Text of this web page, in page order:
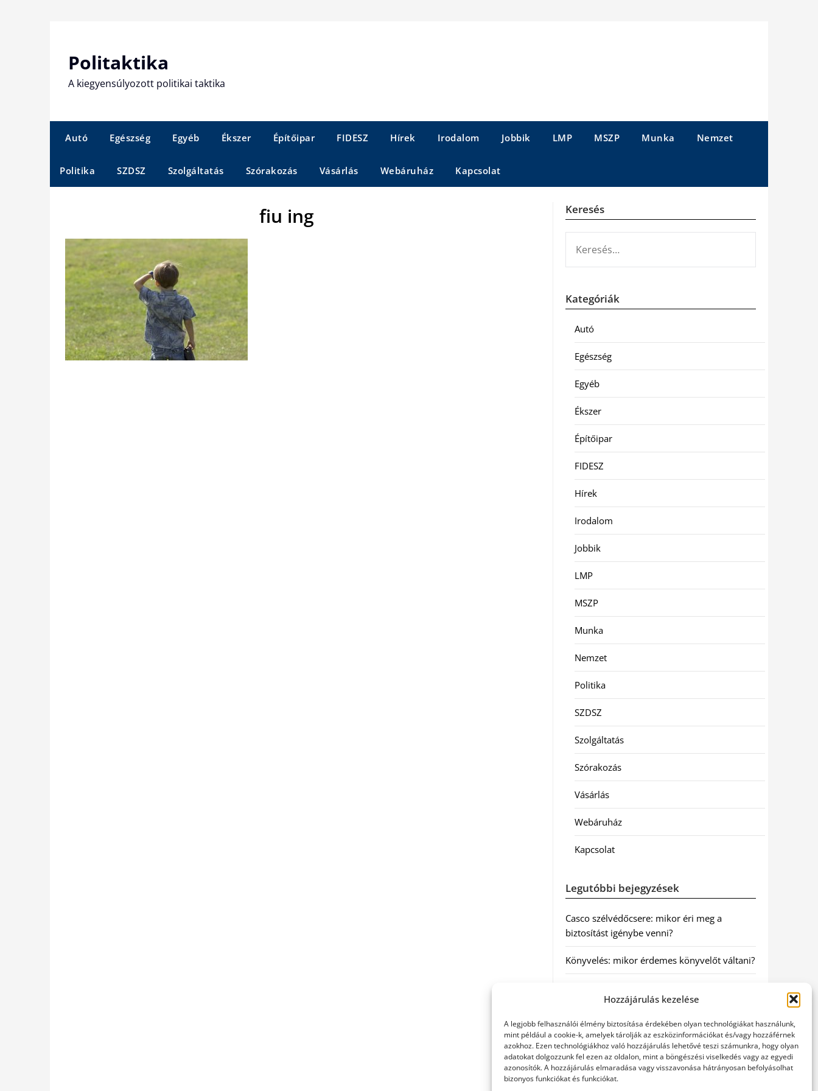
Hozzájárulás kezelése
A legjobb felhasználói élmény biztosítása érdekében olyan technológiákat használunk,
mint például a cookie-k, amelyek tárolják az eszközinformációkat és/vagy hozzáférnek
azokhoz. Ezen technológiákhoz való hozzájárulás lehetővé teszi számunkra, hogy olyan
adatokat dolgozzunk fel ezen az oldalon, mint a böngészési viselkedés vagy az egyedi
azonosítók. A hozzájárulás elmaradása vagy visszavonása hátrányosan befolyásolhat
bizonyos funkciókat és funkciókat.
Politaktika
A kiegyensúlyozott politikai taktika
Autó Egészség Egyéb Ékszer Építőipar FIDESZ Hírek Irodalom Jobbik LMP MSZP Munka Nemzet
Politika SZDSZ Szolgáltatás Szórakozás Vásárlás Webáruház Kapcsolat
fiu ing Keresés
Kategóriák
Autó
Egészség
Egyéb
Ékszer
Építőipar
FIDESZ
Hírek
Irodalom
Jobbik
LMP
MSZP
Munka
Nemzet
Politika
SZDSZ
Szolgáltatás
Szórakozás
Vásárlás
Webáruház
Kapcsolat
Legutóbbi bejegyzések
Casco szélvédőcsere: mikor éri meg a
biztosítást igénybe venni?
Könyvelés: mikor érdemes könyvelőt váltani?
szakszerű jogi háttér a biztonságos
Munkajogi ügyvéd: miért nem érdemes várni
a jogi segítséggel